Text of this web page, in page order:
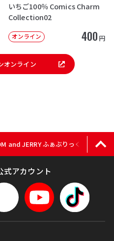
いちご100％ Comics Charm
Collection02
オンライン 400 円
オンライン
and JERRY ふぁぶりっく缶チャーム
式アカウント